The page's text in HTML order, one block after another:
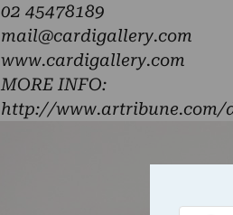
02 45478189
mail@cardigallery.com
www.cardigallery.com
MORE INFO:
http://